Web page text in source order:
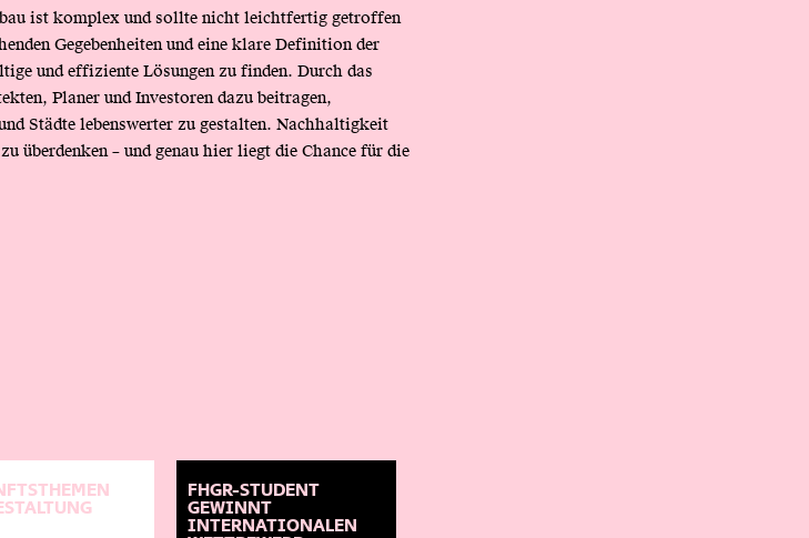
ist komplex und sollte nicht leichtfertig getroffen
Gegebenheiten und eine klare Definition der
und effiziente Lösungen zu finden. Durch das
Planer und Investoren dazu beitragen,
Städte lebenswerter zu gestalten. Nachhaltigkeit
überdenken – und genau hier liegt die Chance für die
FHGR-STUDENT
GEWINNT
INTERNATIONALEN